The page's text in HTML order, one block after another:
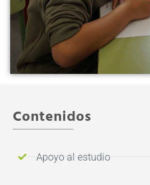
Contenidos
Apoyo al estudio